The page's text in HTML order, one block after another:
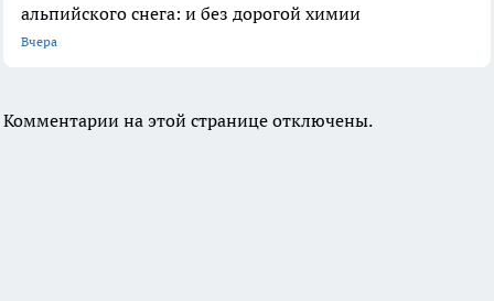
альпийского снега: и без дорогой химии
Вчера
Комментарии на этой странице отключены.